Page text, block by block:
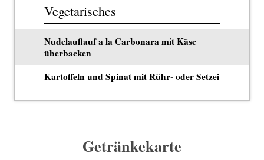
Vegetarisches
Nudelauflauf a la Carbonara mit Käse
überbacken
Kartoffeln und Spinat mit Rühr- oder Setzei
Getränkekarte